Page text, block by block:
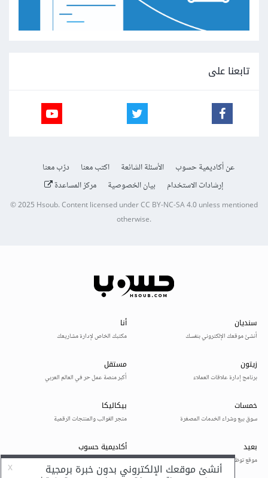
تابعنا على
عن أكاديمية حسوب الأسئلة الشائعة اكتب معنا
درّب معنا
إرشادات الاستخدام
بيان الخصوصية مركز المساعدة
© 2025Hsoub.Content licensed underCC BY-NC-SA 4.0unless mentioned
otherwise.